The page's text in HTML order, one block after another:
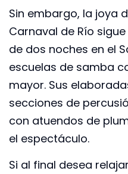
Sin embargo, la joya
Carnaval de Río
de dos noches en el
escuelas de samba
mayor. Sus
secciones de
con atuendos de
el espectáculo.
Si al final desea